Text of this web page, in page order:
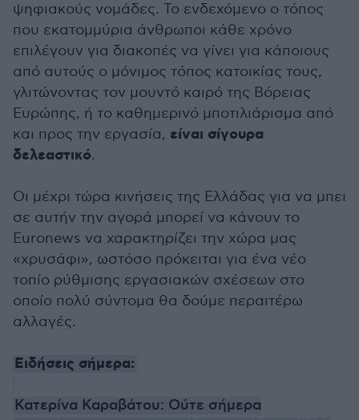
ψηφιακούς νομάδες. Το ενδεχόμενο ο τόπος
που εκατομμύρια άνθρωποι κάθε χρόνο
επιλέγουν για διακοπές να γίνει για κάποιους
από αυτούς ο μόνιμος τόπος κατοικίας τους,
γλιτώνοντας τον μουντό καιρό της Βόρειας
Ευρώπης, ή το καθημερινό μποτιλιάρισμα από
και προς την εργασία, είναι σίγουρα
δελεαστικό.
Οι μέχρι τώρα κινήσεις της Ελλάδας για να μπει
σε αυτήν την αγορά μπορεί να κάνουν το
Euronews να χαρακτηρίζει την χώρα μας
«χρυσάφι», ωστόσο πρόκειται για ένα νέο
τοπίο ρύθμισης εργασιακών σχέσεων στο
οποίο πολύ σύντομα θα δούμε περαιτέρω
αλλαγές.
Ειδήσεις σήμερα:
Κατερίνα Καραβάτου: Ούτε σήμερα